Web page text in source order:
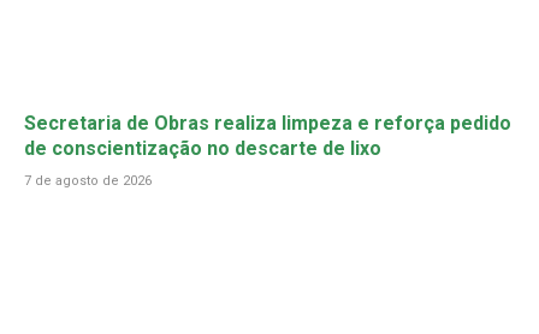
Secretaria de Obras realiza limpeza e reforça pedido
de conscientização no descarte de lixo
7 de agosto de 2026